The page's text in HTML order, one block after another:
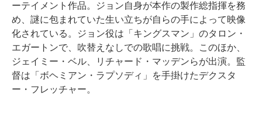
ーテイメント作品。ジョン自身が本作の製作総指揮を務
め、謎に包まれていた生い立ちが自らの手によって映像
化されている。ジョン役は「キングスマン」のタロン・
エガートンで、吹替えなしでの歌唱に挑戦。このほか、
ジェイミー・ベル、リチャード・マッデンらが出演。監
督は「ボヘミアン・ラプソディ」を手掛けたデクスタ
ー・フレッチャー。